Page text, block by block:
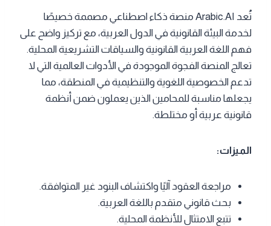
تُعد Arabic.AI منصة ذكاء اصطناعي مصممة خصيصًا
لخدمة البيئة القانونية في الدول العربية، مع تركيز واضح على
فهم اللغة العربية القانونية والسياقات التشريعية المحلية.
تعالج المنصة الفجوة الموجودة في الأدوات العالمية التي لا
تدعم الخصوصية اللغوية والتنظيمية في المنطقة، مما
يجعلها مناسبة للمحامين الذين يعملون ضمن أنظمة
قانونية عربية أو مختلطة.
الميزات:
مراجعة العقود آليًا واكتشاف البنود غير المتوافقة.
بحث قانوني متقدم باللغة العربية.
تتبع الامتثال للأنظمة المحلية.